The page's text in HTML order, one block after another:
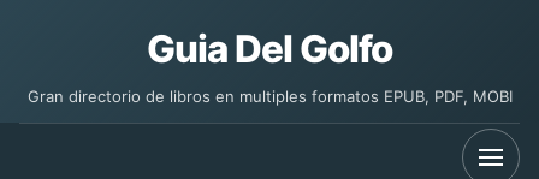
Guia Del Golfo
Gran directorio de libros en multiples formatos EPUB, PDF, MOBI